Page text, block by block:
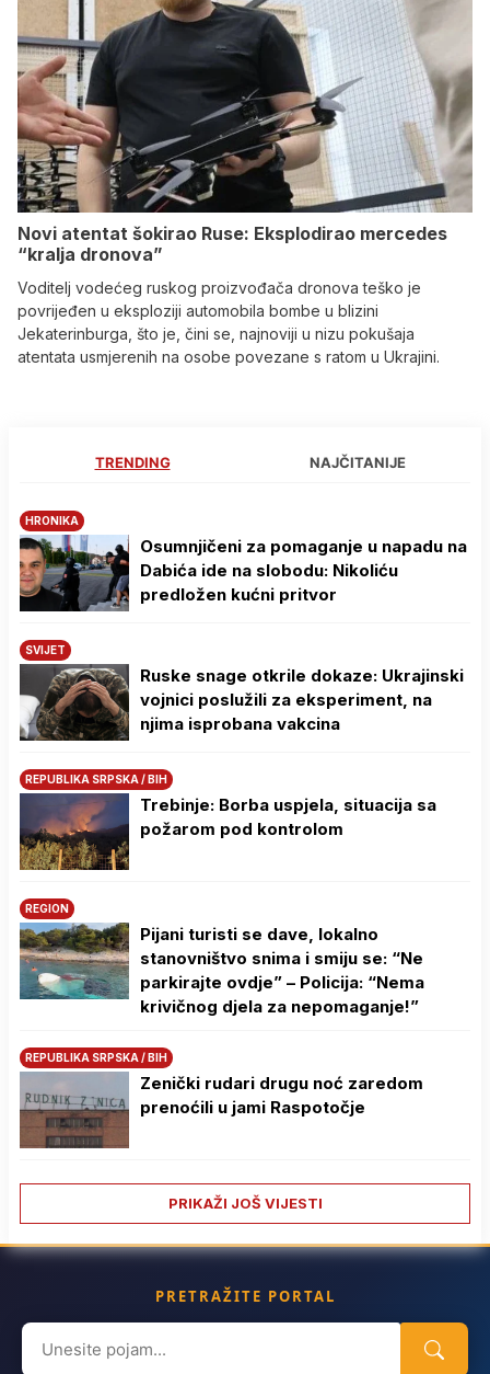
Novi atentat šokirao Ruse: Eksplodirao mercedes
“kralja dronova”
Voditelj vodećeg ruskog proizvođača dronova teško je
povrijeđen u eksploziji automobila bombe u blizini
Jekaterinburga, što je, čini se, najnoviji u nizu pokušaja
atentata usmjerenih na osobe povezane s ratom u Ukrajini.
TRENDING NAJČITANIJE
HRONIKA
Osumnjičeni za pomaganje u napadu na
Dabića ide na slobodu: Nikoliću
predložen kućni pritvor
SVIJET
Ruske snage otkrile dokaze: Ukrajinski
vojnici poslužili za eksperiment, na
njima isprobana vakcina
REPUBLIKA SRPSKA / BIH
Trebinje: Borba uspjela, situacija sa
požarom pod kontrolom
REGION
Pijani turisti se dave, lokalno
stanovništvo snima i smiju se: “Ne
parkirajte ovdje” – Policija: “Nema
krivičnog djela za nepomaganje!”
REPUBLIKA SRPSKA / BIH
Zenički rudari drugu noć zaredom
prenoćili u jami Raspotočje
PRIKAŽI JOŠ VIJESTI
PRETRAŽITE PORTAL
Search
for: